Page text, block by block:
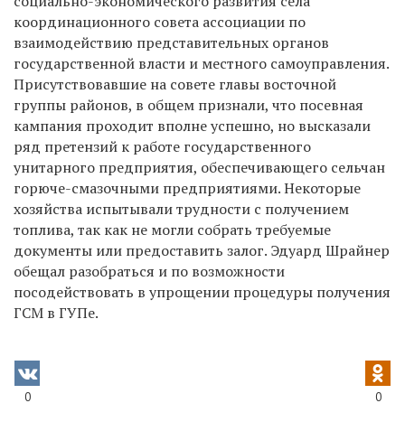
координационного совета ассоциации по
взаимодействию представительных органов
государственной власти и местного самоуправления.
Присутствовавшие на совете главы восточной
группы районов, в общем признали, что посевная
кампания проходит вполне успешно, но высказали
ряд претензий к работе государственного
унитарного предприятия, обеспечивающего сельчан
горюче-смазочными предприятиями. Некоторые
хозяйства испытывали трудности с получением
топлива, так как не могли собрать требуемые
документы или предоставить залог. Эдуард Шрайнер
обещал разобраться и по возможности
посодействовать в упрощении процедуры получения
ГСМ в ГУПе.
0 0